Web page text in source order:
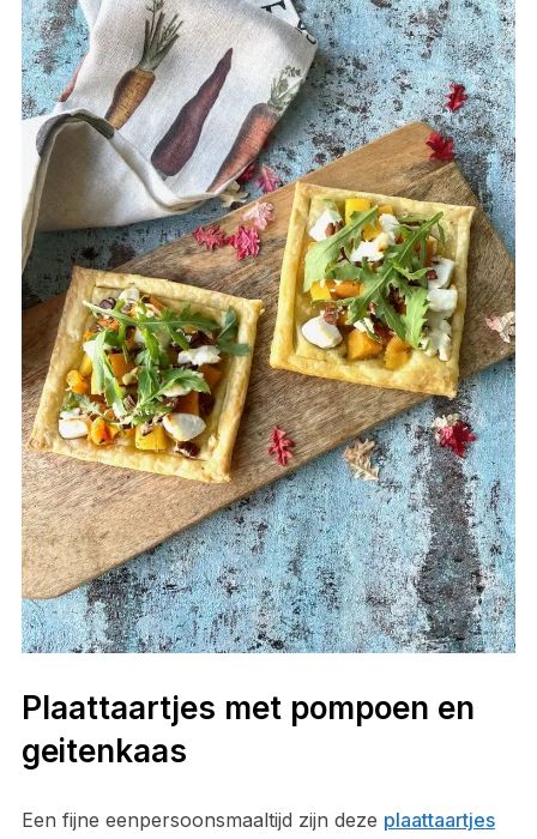
Plaattaartjes met pompoen en
geitenkaas
Een fijne eenpersoonsmaaltijd zijn deze plaattaartjes